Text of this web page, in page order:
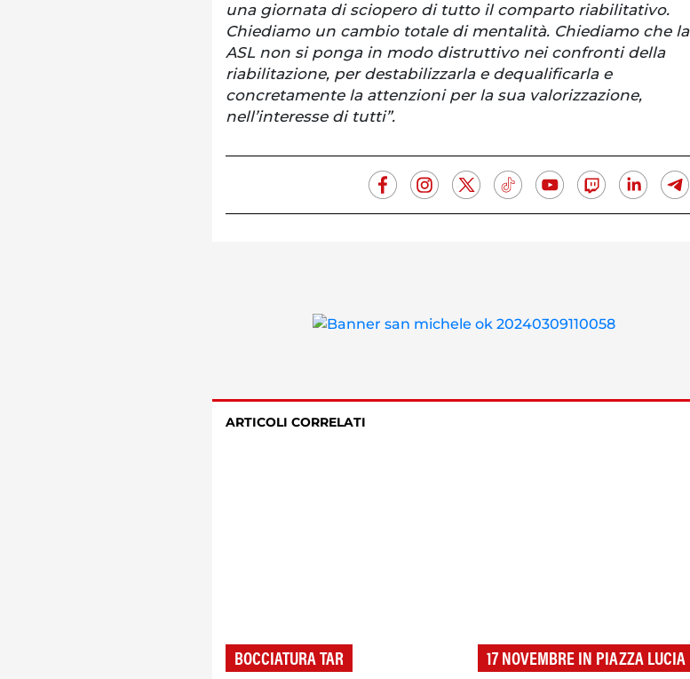
una giornata di sciopero di tutto il comparto riabilitativo.
Chiediamo un cambio totale di mentalità. Chiediamo che la
ASL non si ponga in modo distruttivo nei confronti della
riabilitazione, per destabilizzarla e dequalificarla e
concretamente la attenzioni per la sua valorizzazione,
nell’interesse di tutti”.
ARTICOLI CORRELATI
BOCCIATURA TAR 17 NOVEMBRE IN PIAZZA LUCIA